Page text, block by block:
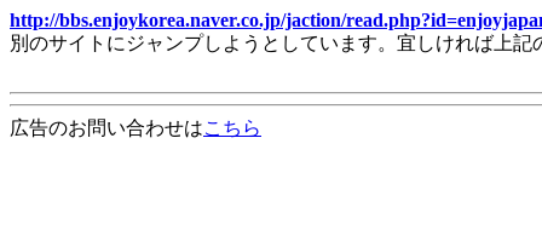
http://bbs.enjoykorea.naver.co.jp/jaction/
別のサイトにジャンプしようとしています。宜しければ上
広告のお問い合わせはこちら